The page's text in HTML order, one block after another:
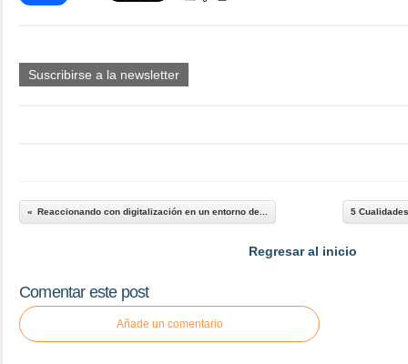
Suscribirse a la newsletter
Reaccionando con digitalización en un entorno de... 5
Regresar al inicio
Comentar este post
Añade un comentario